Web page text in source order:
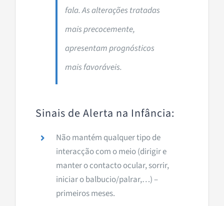
fala. As alterações tratadas
mais precocemente,
apresentam prognósticos
mais favoráveis.
Sinais de Alerta na Infância:
Não mantém qualquer tipo de
interacção com o meio (dirigir e
manter o contacto ocular, sorrir,
iniciar o balbucio/palrar,…) –
primeiros meses.